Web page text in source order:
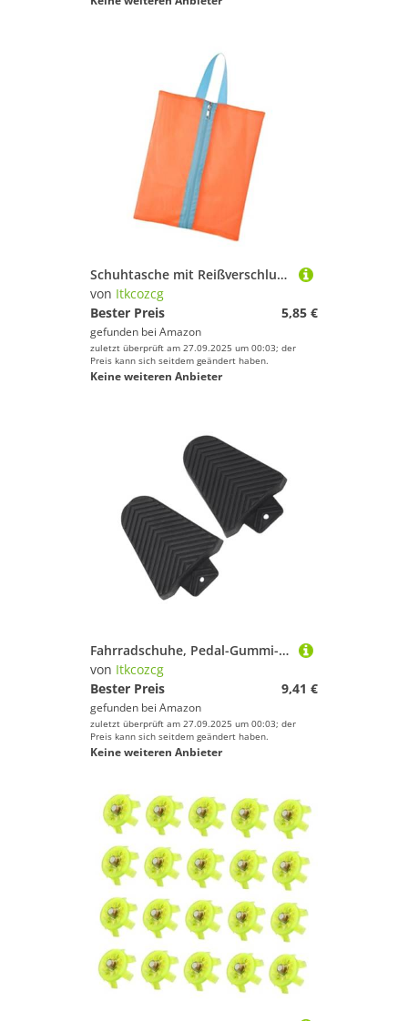
Schuhtasche mit Reißverschluss – tragbare Sneaker-Aufbewahrung für Reisen, Fitnessstudio, Outdoor-Aktivitäten, staubdicht, Schuh-Aufbewahrungstasche, Organizer, wasserdicht, B, Einheitsgröße
von Itkcozcg
Bester Preis
5,85 €
gefunden bei Amazon
zuletzt überprüft am 27.09.2025 um 00:03; der
Preis kann sich seitdem geändert haben.
Keine weiteren Anbieter
Fahrradschuhe, Pedal-Gummi-Stollenabdeckung, schnell lösbar, rutschfest, schützendes Fahrradschuhteil, einfach zu bedienen, Fahrrad-Pedal, Fahrradzubehör
von Itkcozcg
Bester Preis
9,41 €
gefunden bei Amazon
zuletzt überprüft am 27.09.2025 um 00:03; der
Preis kann sich seitdem geändert haben.
Keine weiteren Anbieter